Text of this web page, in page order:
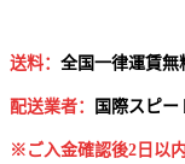
送料： 全国一律運賃無
配送業者： 国 際スピー
※ご入金確認後2日以